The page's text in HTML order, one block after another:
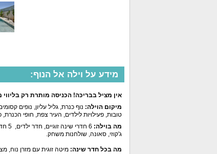
מידע על וילה אל הנוף:
אין מציל בבריכה! הכניסה מותרת רק בליווי מבוגר אחראי מעל גיל 18. נא לוודא
מיקום הוילה: נוף כנרת, גליל עליון, נופים
טובות, פעילויות לילדים, העיר צפת, חופי
מה בוילה:
6
ג'קוזי, סאונה, שולחנות משחק.
מה בכל חדר שינה: מיטה זוגית עם מזרן נוח,